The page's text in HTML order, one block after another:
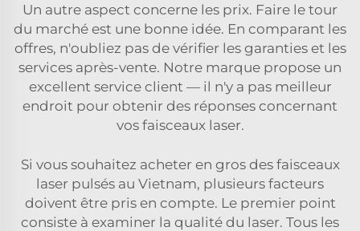
Un autre aspect concerne les prix. Faire le tour
du marché est une bonne idée. En comparant les
offres, n'oubliez pas de vérifier les garanties et les
services après-vente. Notre marque propose un
excellent service client — il n'y a pas meilleur
endroit pour obtenir des réponses concernant
vos faisceaux laser.
Si vous souhaitez acheter en gros des faisceaux
laser pulsés au Vietnam, plusieurs facteurs
doivent être pris en compte. Le premier point
consiste à examiner la qualité du laser. Tous les